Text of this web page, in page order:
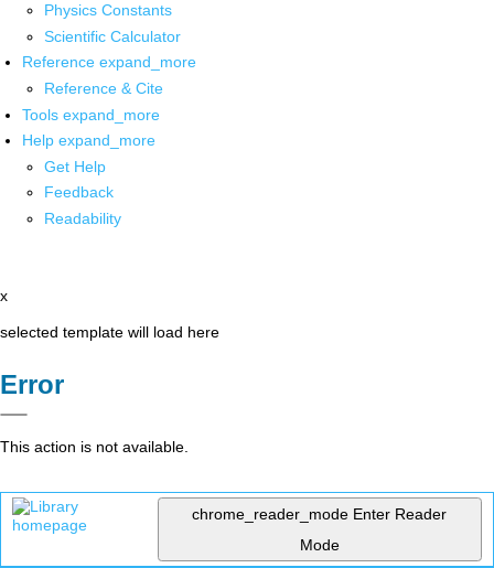
Physics Constants
Scientific Calculator
Reference expand_more
Reference & Cite
Tools expand_more
Help expand_more
Get Help
Feedback
Readability
x
selected template will load here
Error
This action is not available.
chrome_reader_mode Enter Reader
Mode